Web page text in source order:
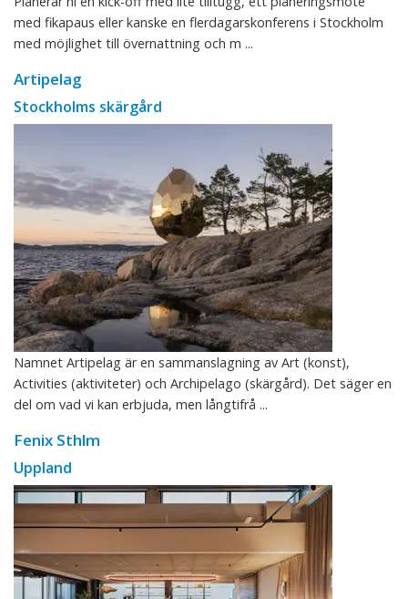
med fikapaus eller kanske en flerdagarskonferens i Stockholm
med möjlighet till övernattning och m ...
Artipelag
Stockholms skärgård
Namnet Artipelag är en sammanslagning av Art (konst),
Activities (aktiviteter) och Archipelago (skärgård). Det säger en
del om vad vi kan erbjuda, men långtifrå ...
Fenix Sthlm
Uppland